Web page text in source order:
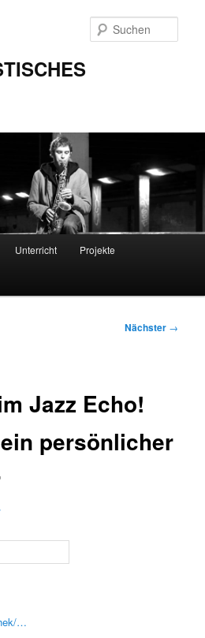
Unterricht Projekte
Nächster →
Jazz Echo!
persönlicher
…